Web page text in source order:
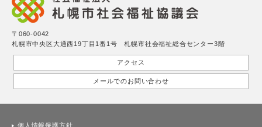
〒060-0042
札幌市中央区大通西19丁目1番1号 札幌市社会福祉総合センター3階
アクセス
メールでのお問い合わせ
個人情報保護方針